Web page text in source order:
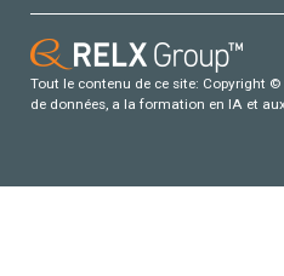
Tout le contenu de ce site: Copyright
de données, a la formation en IA et